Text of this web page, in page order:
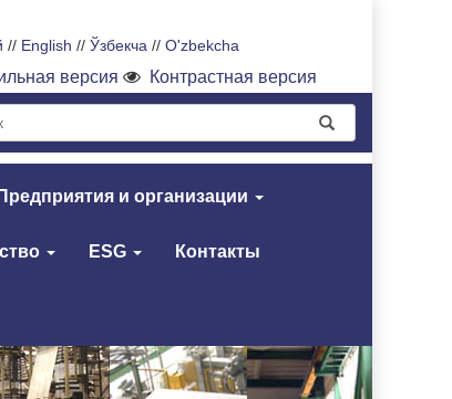
// English // Ўзбекча // O'zbekcha
версия Контрастная версия
Предприятия и организации
ESG Контакты